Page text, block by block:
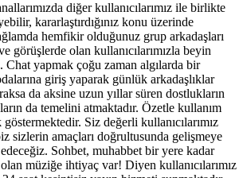
diğer kullanıcılarımız ile birlikte
kararlaştırdığınız konu üzerinde
hemfikir olduğunuz grup arkadaşları
görüşlerde olan kullanıcılarımızla beyin
Chat yapmak çoğu zaman algılarda bir
giriş yaparak günlük arkadaşlıklar
da aksine uzun yıllar süren dostlukların
da temelini atmaktadır. Özetle kullanım
göstermektedir. Siz değerli kullanıcılarımız
sizlerin amaçları doğrultusunda gelişmeye
Sohbet, muhabbet bir yere kadar
müziğe ihtiyaç var! Diyen kullanıcılarımız